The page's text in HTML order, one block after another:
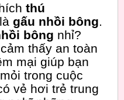
thú
gấu nhồi bông.
bông nhỉ?
thấy an toàn
mại giúp bạn
trong cuộc
vẻ hơi trẻ trung